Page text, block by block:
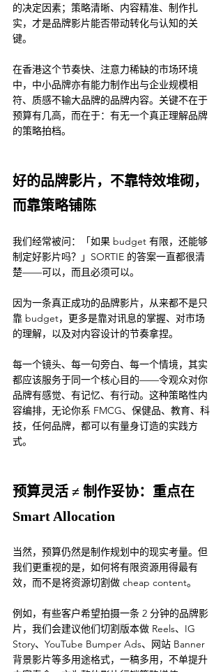
的决定因素；策略清晰、内容精准、制作扎
实，才是品牌影片能否带动转化与认知的关
键。
在香港这个节奏快、注意力稀缺的市场环境
中，中小品牌亦有能力制作出与企业规模相
符、质感不输大品牌的品牌内容。关键不在于
预算有几高，而在于：有无一个真正理解品牌
的策略拍档。
好的品牌影片，不靠特效堆砌，
而靠策略铺陈
我们经常被问：「如果 budget 有限，还能够
制定好影片吗？」SORTIE 的答案一直都很清
楚——可以，而且必须可以。
因为一条真正成功的品牌影片，从来都不是只
靠 budget，更多是靠对讯息的掌握、对市场
的理解，以及对内容设计的节奏拿捏。
每一个镜头、每一句旁白、每一个情境，其实
都应该服务于同一个核心目的——令观众对你
品牌有感觉、有记忆、有行动。这种策略性内
容编排，无论你系 FMCG、保健品、教育、科
技，任何品牌，都可以有量身订造的实践方
式。
预算灵活 ≠ 制作妥协：重点在
Smart Allocation
当然，预算仍然是制作规划中的现实考量。但
我们更重视的是，如何将有限资源用得最有
效，而不是将资源切割做 cheap content。
例如，有些客户希望拍摄一条 2 分钟的品牌影
片，我们会建议他们切割版本做 Reels、IG
Story、YouTube Bumper Ads、网站 Banner
背景影片等多用途格式，一稿多用，不单提升